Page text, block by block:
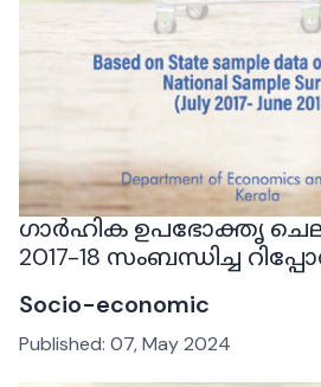
ഗാർഹിക ഉപഭോക്തൃ
2017-18 സംബന്ധിച്ച
Socio-economic
Published: 07, May 2024